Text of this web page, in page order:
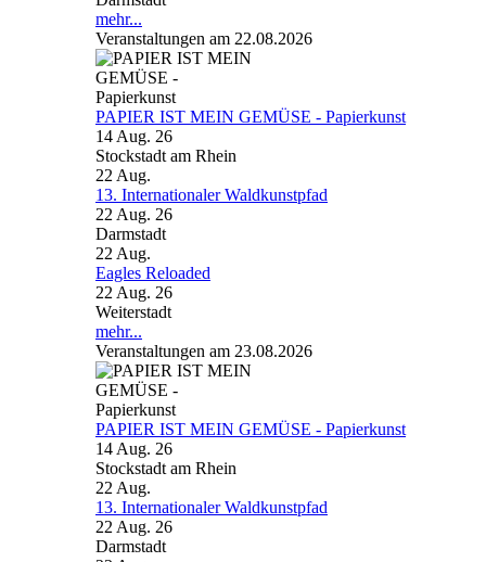
mehr...
Veranstaltungen am 22.08.2026
PAPIER IST MEIN GEMÜSE - Papierkunst
14 Aug. 26
Stockstadt am Rhein
22 Aug.
13. Internationaler Waldkunstpfad
22 Aug. 26
Darmstadt
22 Aug.
Eagles Reloaded
22 Aug. 26
Weiterstadt
mehr...
Veranstaltungen am 23.08.2026
PAPIER IST MEIN GEMÜSE - Papierkunst
14 Aug. 26
Stockstadt am Rhein
22 Aug.
13. Internationaler Waldkunstpfad
22 Aug. 26
Darmstadt